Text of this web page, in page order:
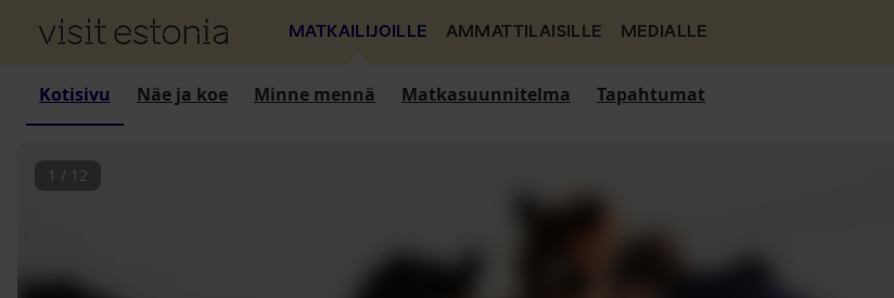
MATKAILIJOILLE AMMATTILAISILLE MEDIALLE
Kotisivu Näe ja koe Minne mennä Matkasuunnitelma Tapahtumat
1 / 12